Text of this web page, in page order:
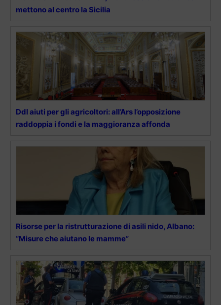
mettono al centro la Sicilia
Ddl aiuti per gli agricoltori: all’Ars l’opposizione
raddoppia i fondi e la maggioranza affonda
Risorse per la ristrutturazione di asili nido, Albano:
“Misure che aiutano le mamme”